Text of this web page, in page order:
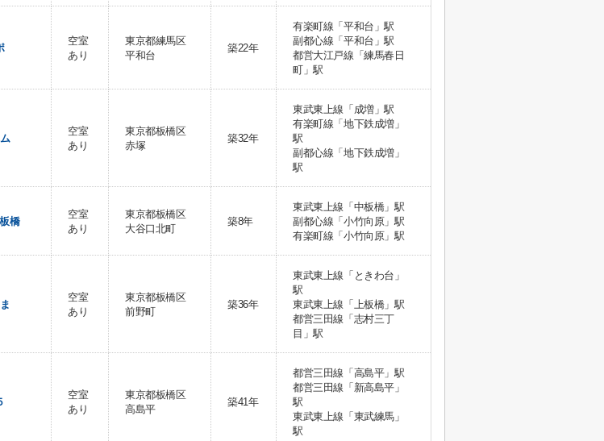
空室
あり
東京都練馬区
平和台
築22年
有楽町線「平和台」駅
副都心線「平和台」駅
都営大江戸線「練馬春日
町」駅
空室
あり
東京都板橋区
赤塚
築32年
東武東上線「成増」駅
有楽町線「地下鉄成増」
駅
副都心線「地下鉄成増」
駅
橋
空室
あり
東京都板橋区
大谷口北町
築8年
東武東上線「中板橋」駅
副都心線「小竹向原」駅
有楽町線「小竹向原」駅
空室
あり
東京都板橋区
前野町
築36年
東武東上線「ときわ台」
駅
東武東上線「上板橋」駅
都営三田線「志村三丁
目」駅
空室
あり
東京都板橋区
高島平
築41年
都営三田線「高島平」駅
都営三田線「新高島平」
駅
東武東上線「東武練馬」
駅